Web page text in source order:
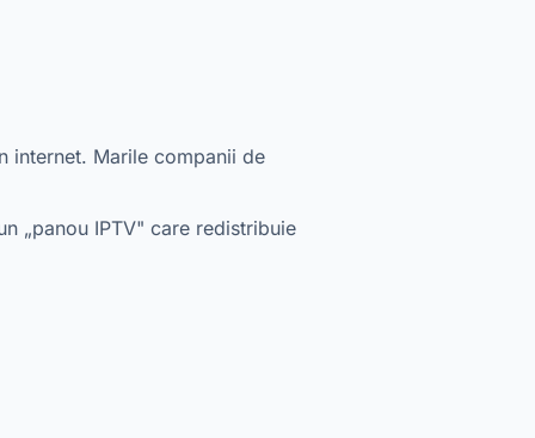
internet. Marile companii de
„panou IPTV" care redistribuie